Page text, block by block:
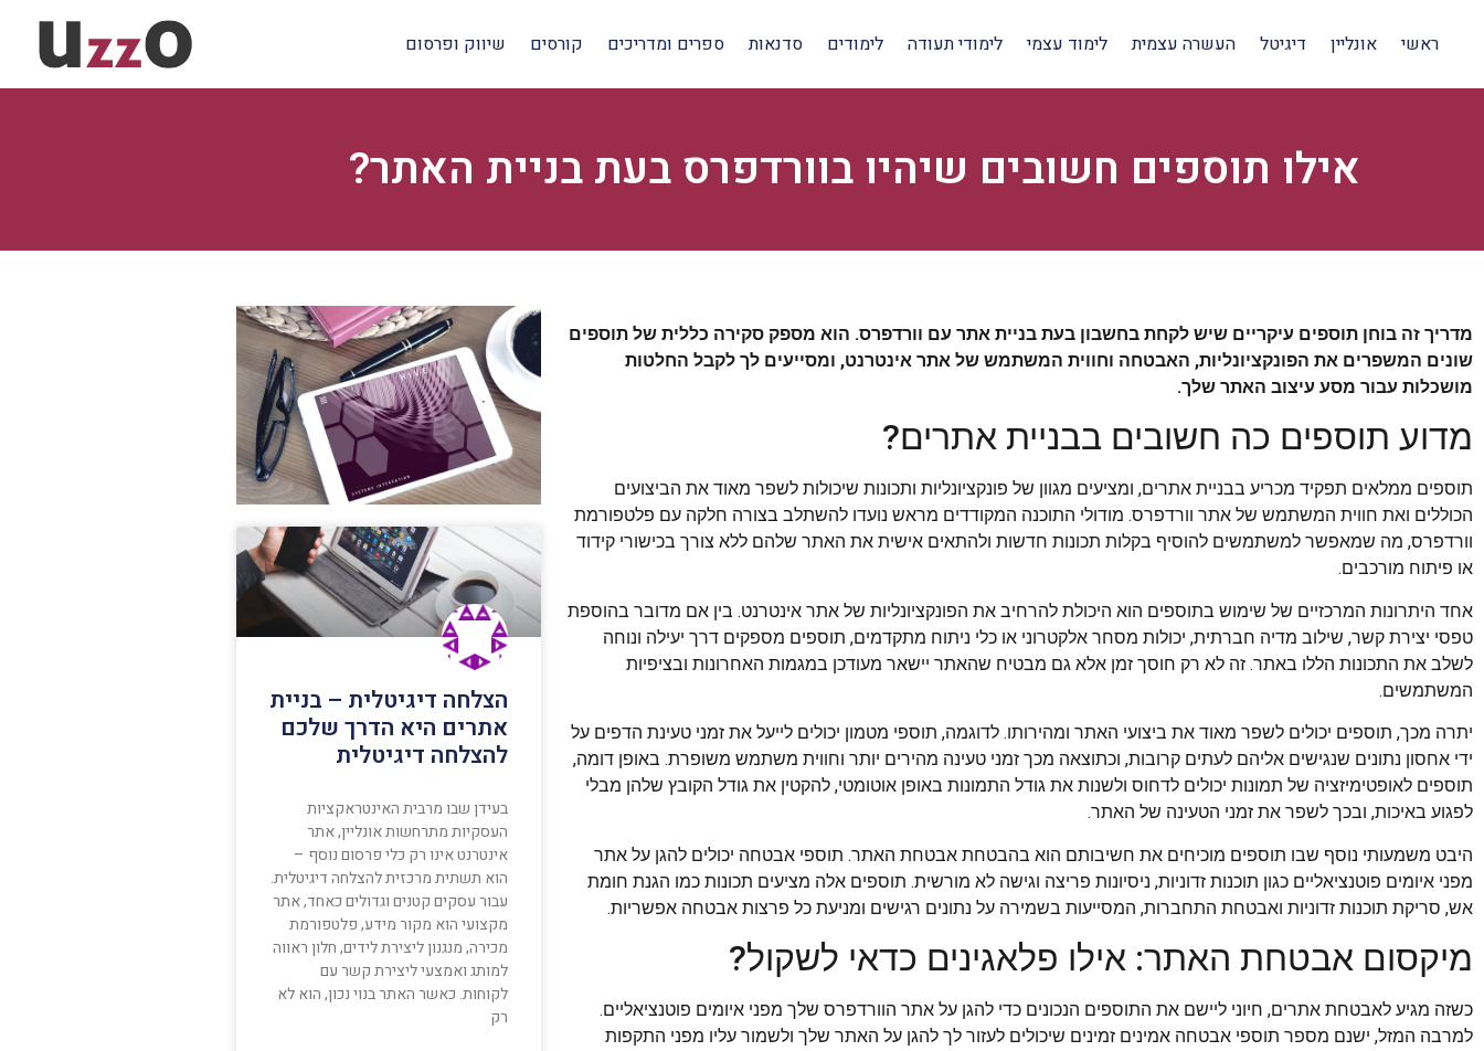
ראשי אונליין דיגיטל העשרה עצמית לימוד עצמי לימודי תעודה לימודים סדנאות ספרים ומדריכים קורסים שיווק ופרסום
אילו תוספים חשובים שיהיו בוורדפרס בעת בניית האתר?
מדריך זה בוחן תוספים עיקריים שיש לקחת בחשבון בעת בניית אתר עם וורדפרס. הוא מספק סקירה כללית של תוספים
שונים המשפרים את הפונקציונליות, האבטחה וחווית המשתמש של אתר אינטרנט, ומסייעים לך לקבל החלטות
מושכלות עבור מסע עיצוב האתר שלך.
מדוע תוספים כה חשובים בבניית אתרים?
תוספים ממלאים תפקיד מכריע בבניית אתרים, ומציעים מגוון של פונקציונליות ותכונות שיכולות לשפר מאוד את הביצועים
הכוללים ואת חווית המשתמש של אתר וורדפרס. מודולי התוכנה המקודדים מראש נועדו להשתלב בצורה חלקה עם פלטפורמת
וורדפרס, מה שמאפשר למשתמשים להוסיף בקלות תכונות חדשות ולהתאים אישית את האתר שלהם ללא צורך בכישורי קידוד
או פיתוח מורכבים.
אחד היתרונות המרכזיים של שימוש בתוספים הוא היכולת להרחיב את הפונקציונליות של אתר אינטרנט. בין אם מדובר בהוספת
טפסי יצירת קשר, שילוב מדיה חברתית, יכולות מסחר אלקטרוני או כלי ניתוח מתקדמים, תוספים מספקים דרך יעילה ונוחה
לשלב את התכונות הללו באתר. זה לא רק חוסך זמן אלא גם מבטיח שהאתר יישאר מעודכן במגמות האחרונות ובציפיות
המשתמשים.
יתרה מכך, תוספים יכולים לשפר מאוד את ביצועי האתר ומהירותו. לדוגמה, תוספי מטמון יכולים לייעל את זמני טעינת הדפים על
ידי אחסון נתונים שנגישים אליהם לעתים קרובות, וכתוצאה מכך זמני טעינה מהירים יותר וחווית משתמש משופרת. באופן דומה,
תוספים לאופטימיזציה של תמונות יכולים לדחוס ולשנות את גודל התמונות באופן אוטומטי, להקטין את גודל הקובץ שלהן מבלי
לפגוע באיכות, ובכך לשפר את זמני הטעינה של האתר.
היבט משמעותי נוסף שבו תוספים מוכיחים את חשיבותם הוא בהבטחת אבטחת האתר. תוספי אבטחה יכולים להגן על אתר
מפני איומים פוטנציאליים כגון תוכנות זדוניות, ניסיונות פריצה וגישה לא מורשית. תוספים אלה מציעים תכונות כמו הגנת חומת
אש, סריקת תוכנות זדוניות ואבטחת התחברות, המסייעות בשמירה על נתונים רגישים ומניעת כל פרצות אבטחה אפשריות.
מיקסום אבטחת האתר: אילו פלאגינים כדאי לשקול?
כשזה מגיע לאבטחת אתרים, חיוני ליישם את התוספים הנכונים כדי להגן על אתר הוורדפרס שלך מפני איומים פוטנציאליים.
למרבה המזל, ישנם מספר תוספי אבטחה אמינים זמינים שיכולים לעזור לך להגן על האתר שלך ולשמור עליו מפני התקפות
הצלחה דיגיטלית – בניית
אתרים היא הדרך שלכם
להצלחה דיגיטלית
בעידן שבו מרבית האינטראקציות
העסקיות מתרחשות אונליין, אתר
אינטרנט אינו רק כלי פרסום נוסף –
הוא תשתית מרכזית להצלחה דיגיטלית.
עבור עסקים קטנים וגדולים כאחד, אתר
מקצועי הוא מקור מידע, פלטפורמת
מכירה, מנגנון ליצירת לידים, חלון ראווה
למותג ואמצעי ליצירת קשר עם
לקוחות. כאשר האתר בנוי נכון, הוא לא
רק